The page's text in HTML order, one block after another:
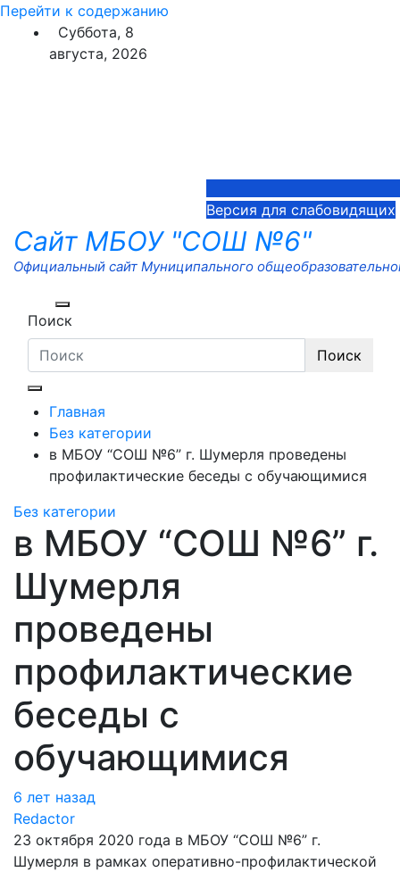
Перейти к содержанию
Суббота, 8
августа, 2026
Версия для слабовидящих
Сайт МБОУ "СОШ №6"
Официальный сайт Муниципального
Поиск
Поиск
Главная
Без категории
в МБОУ “СОШ №6” г. Шумерля проведены
профилактические беседы с обучающимися
Без категории
в МБОУ “СОШ №6” г.
Шумерля
проведены
профилактические
беседы с
обучающимися
6 лет назад
Redactor
23 октября 2020 года в МБОУ “СОШ №6” г.
Шумерля в рамках оперативно-профилактической